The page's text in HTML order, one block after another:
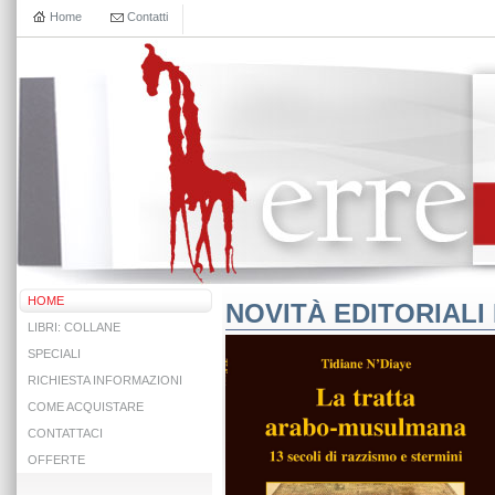
Home Contatti
HOME
LIBRI: COLLANE
SPECIALI
RICHIESTA INFORMAZIONI
COME ACQUISTARE
CONTATTACI
OFFERTE
NOVITÀ EDITORIALI